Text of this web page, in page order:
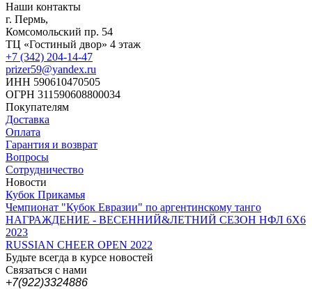
Наши контакты
г. Пермь,
Комсомольский пр. 54
ТЦ «Гостиный двор» 4 этаж
+7 (342) 204-14-47
prizer59@yandex.ru
ИНН 590610470505
ОГРН 311590608800034
Покупателям
Доставка
Оплата
Гарантия и возврат
Вопросы
Сотрудничество
Новости
Кубок Прикамья
Чемпионат "Кубок Евразии" по аргентинскому танго
НАГРАЖДЕНИЕ - ВЕСЕННИЙ&ЛЕТНИЙ СЕЗОН НФЛ 6Х6
2023
RUSSIAN CHEER OPEN 2022
Будьте всегда в курсе новостей
Связаться с нами
+7(922)3324886